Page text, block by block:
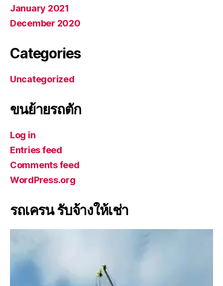
January 2021
December 2020
Categories
Uncategorized
ขนย้ายรถตัก
Log in
Entries feed
Comments feed
WordPress.org
รถเครน รับจ้างให้เช่า